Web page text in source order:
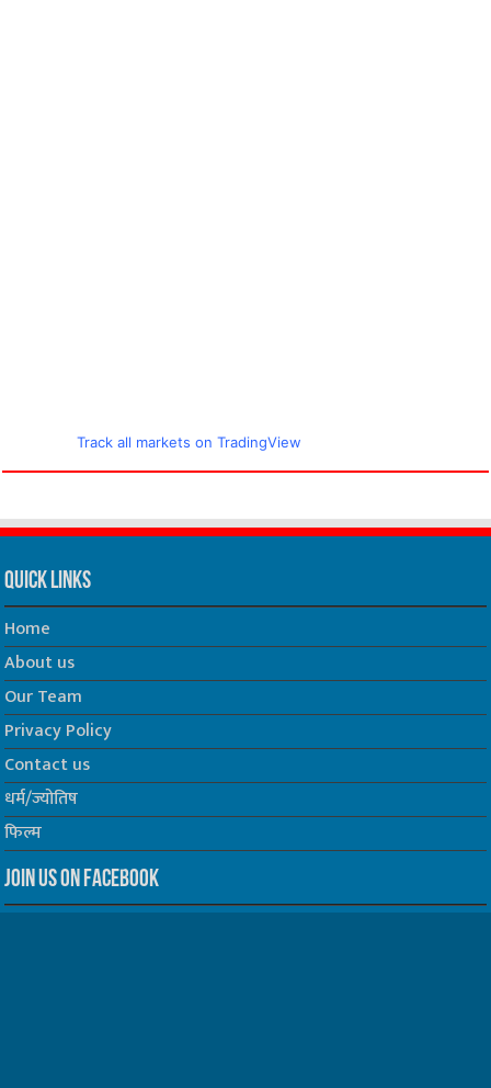
Track all markets on TradingView
Quick Links
Home
About us
Our Team
Privacy Policy
Contact us
धर्म/ज्योतिष
फिल्म
Join us on Facebook